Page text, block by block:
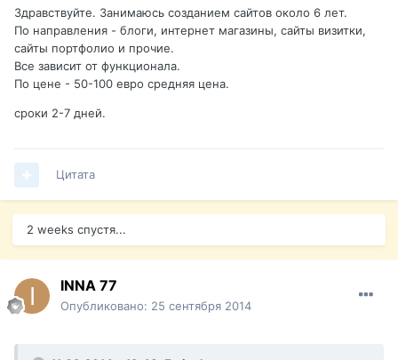
Здравствуйте. Занимаюсь созданием сайтов около 6 лет.
По направления - блоги, интернет магазины, сайты визитки,
сайты портфолио и прочие.
Все зависит от функционала.
По цене - 50-100 евро средняя цена.
сроки 2-7 дней.
Цитата
2 weeks спустя...
INNA 77
Опубликовано: 25 сентября 2014